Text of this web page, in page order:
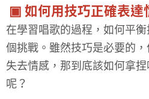
▣ 如何用技巧正確表達
在學習唱歌的過程，如何平
個挑戰。雖然技巧是必要的
失去情感，那到底該如何拿
呢？